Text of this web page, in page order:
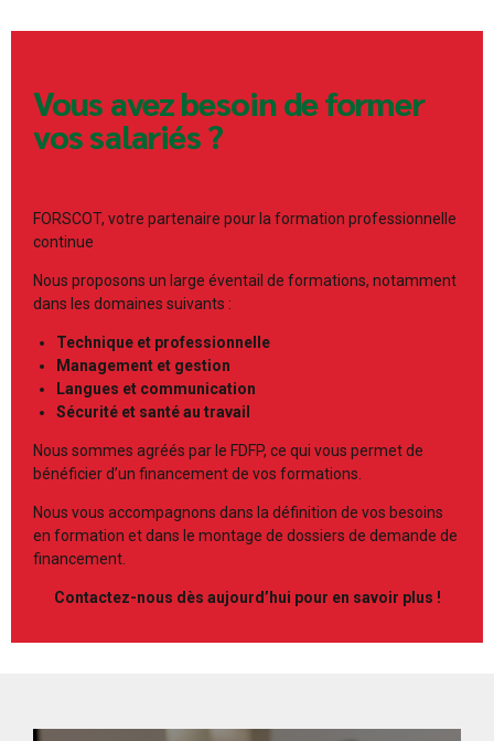
Vous avez besoin de former
vos salariés ?
FORSCOT, votre partenaire pour la formation professionnelle
continue
Nous proposons un large éventail de formations, notamment
dans les domaines suivants :
Technique et professionnelle
Management et gestion
Langues et communication
Sécurité et santé au travail
Nous sommes agréés par le FDFP, ce qui vous permet de
bénéficier d’un financement de vos formations.
Nous vous accompagnons dans la définition de vos besoins
en formation et dans le montage de dossiers de demande de
financement.
Contactez-nous dès aujourd’hui pour en savoir plus !